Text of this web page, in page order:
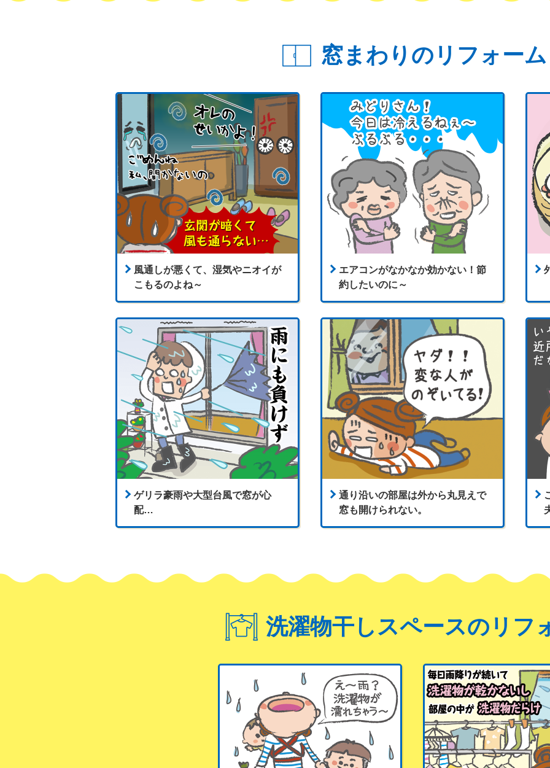
窓まわりのリフォーム
風通しが悪くて、湿気やニオイが
こもるのよね～
エアコンがなかなか効かない！節
約したいのに～
ゲリラ豪雨や大型台風で窓が心
配…
通り沿いの部屋は外から丸見えで
窓も開けられない。
洗濯物干しスペースの リフ